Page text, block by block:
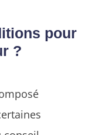
pour
?